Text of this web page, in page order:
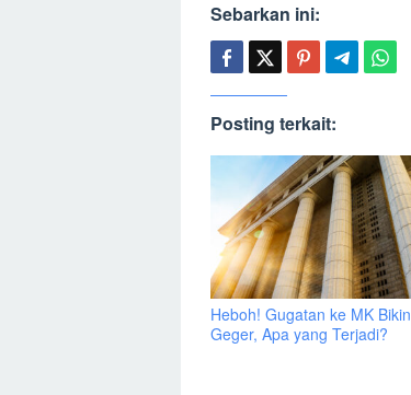
Sebarkan ini:
Posting terkait:
Heboh! Gugatan ke MK Bikin
Geger, Apa yang Terjadi?